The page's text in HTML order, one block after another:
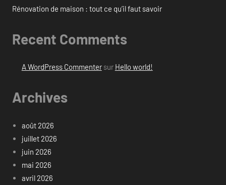
Rénovation de maison : tout ce qu’il faut savoir
Recent Comments
A WordPress Commentersur Hello world!
Archives
août 2026
juillet 2026
juin 2026
mai 2026
avril 2026